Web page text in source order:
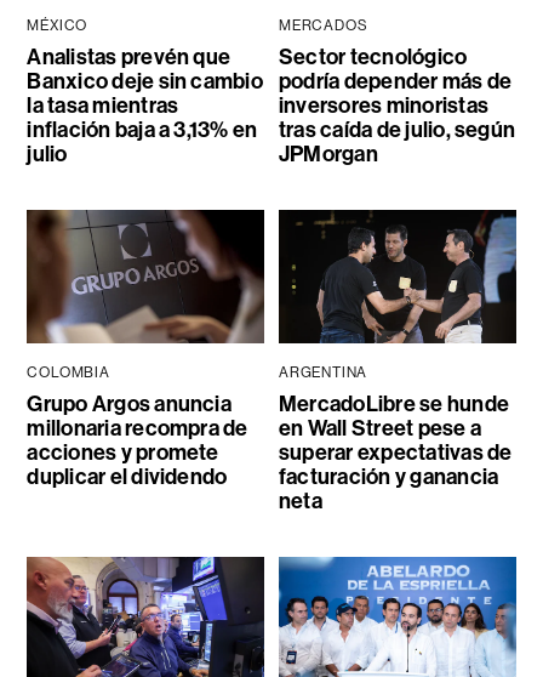
MÉXICO
Analistas prevén que
Banxico deje sin cambio
la tasa mientras
inflación baja a 3,13% en
julio
MERCADOS
Sector tecnológico
podría depender más de
inversores minoristas
tras caída de julio, según
JPMorgan
COLOMBIA
Grupo Argos anuncia
millonaria recompra de
acciones y promete
duplicar el dividendo
ARGENTINA
MercadoLibre se hunde
en Wall Street pese a
superar expectativas de
facturación y ganancia
neta